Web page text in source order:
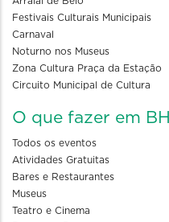
Festivais Culturais Municipais
Carnaval
Noturno nos Museus
Zona Cultura Praça da Estação
Circuito Municipal de Cultura
O que fazer em BH
Todos os eventos
Atividades Gratuitas
Bares e Restaurantes
Museus
Teatro e Cinema